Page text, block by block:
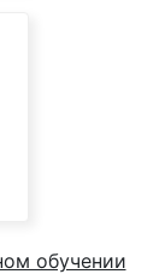
обучении